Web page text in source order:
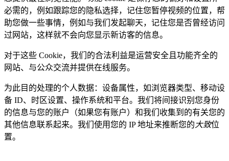
必需的，例如跟踪您的隐私选择，记住您暂停视频的位置，帮
助您做一些事情，例如与我们发起聊天，记住您是否曾经访问
过网站，这样就不会向您显示新访客的信息。
对于这些 Cookie，我们的合法利益是运营安全且功能齐全的
网站、与公众交流并提供在线服务。
为此目的处理的个人数据：设备属性，如浏览器类型、移动设
备 ID、时区设置、操作系统和平台。我们将间接识别您身份
的信息与您的账户（如果您有账户）和我们收集到的有关您的
其他信息联系起来。我们使用您的 IP 地址来推断您的 大致位
置。